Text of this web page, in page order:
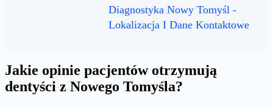
Diagnostyka Nowy Tomyśl -
Lokalizacja I Dane Kontaktowe
Jakie opinie pacjentów otrzymują
dentyści z Nowego Tomyśla?